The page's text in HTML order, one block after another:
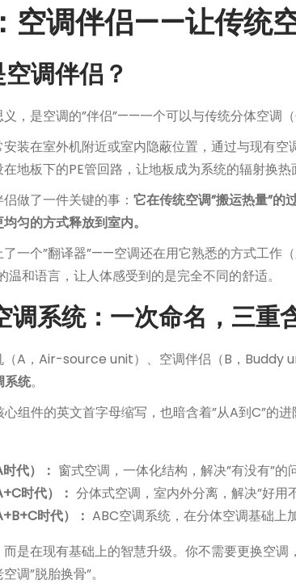
空调伴侣——让传统
空调伴侣？
，是空调的”伴侣”——一个可以与传统分体空调
装在室外机附近或室内隐蔽位置，通过与现有
地板下的PE管回路，让地板成为系统的辐射换热
做了一件关键的事： 它在传统空调”搬运热量”的
匀的方式释放到室内。
一个”翻译器”——空调还在用它熟悉的方式工作
温和语言，让人体感受到的是完全不同的舒适。
调系统：一次命名，三重
（A，Air-source unit）、空调伴侣（B，Buddy
系统。
组件的英文首字母缩写，也暗含着”从A到C”的
代）： 窗式空调，一体化结构，解决”有没有”的
时代）： 分体式空调，室内外分离，解决”好用
时代）： ABC空调系统，在分体空调基础上
是在现有基础上的智慧升级。你不需要更换空
调”脱胎换骨”。